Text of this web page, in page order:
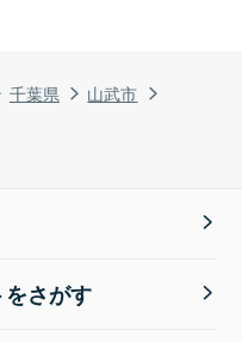
千葉県
山武市
さがす